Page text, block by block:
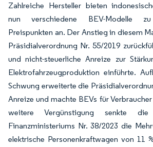
Zahlreiche Hersteller bieten
nun verschiedene BEV-Modelle zu
Preispunkten an. Der Anstieg in diesem
Präsidialverordnung Nr. 55/2019
und nicht-steuerliche Anreize zur
Elektrofahrzeugproduktion einführte.
Schwung erweiterte die
Anreize und machte BEVs für
weitere Vergünstigung senkte
Finanzministeriums Nr. 38/2023 die
elektrische Personenkraftwagen von 11